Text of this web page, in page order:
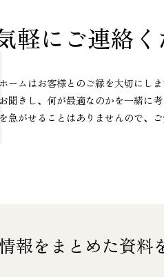
軽に ご連絡く
ームはお客様とのご縁を大切にしま
聞きし、 何が最適なのかを一緒に
急がせることはありませんので、ご
報をまとめた資料